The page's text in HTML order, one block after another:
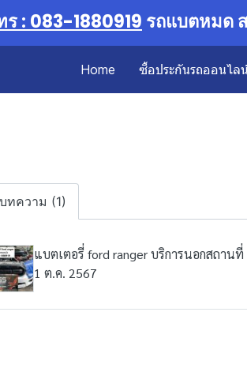
ร : 083-1880919 รถแบตหมด
Home ซื้อประกันรถออนไล
บทความ (1)
แบตเตอรี่ ford ranger บริการนอกสถาน
1 ต.ค. 2567